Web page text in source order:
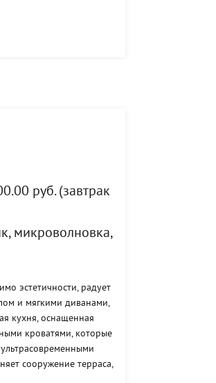
руб. (завтрак
микроволновка,
эстетичности, радует
и мягкими диванами,
кухня, оснащенная
кроватями, которые
сооружение терраса,